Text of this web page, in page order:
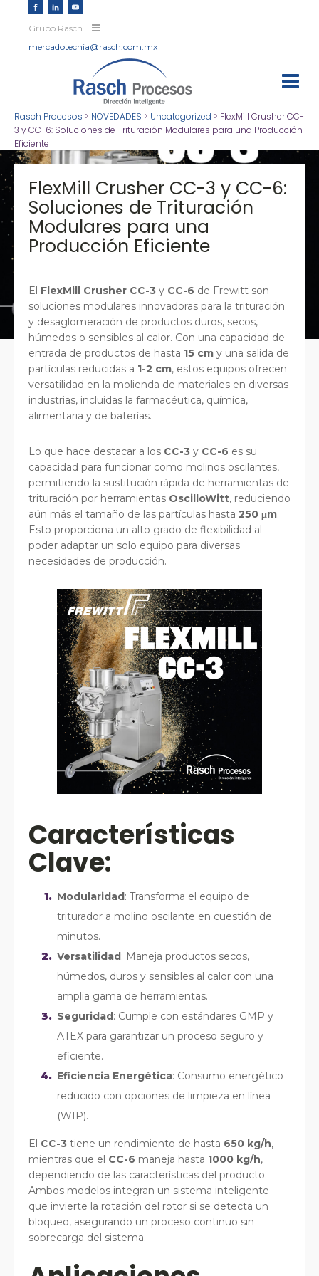
Grupo Rasch
mercadotecnia@rasch.com.mx
Rasch Procesos > NOVEDADES > Uncategorized > FlexMill Crusher CC-
3 y CC-6: Soluciones de Trituración Modulares para una Producción
Eficiente
FlexMill Crusher CC-3 y CC-6:
Soluciones de Trituración
Modulares para una
Producción Eficiente
El FlexMill Crusher CC-3 y CC-6 de Frewitt son
soluciones modulares innovadoras para la trituración
y desaglomeración de productos duros, secos,
húmedos o sensibles al calor. Con una capacidad de
entrada de productos de hasta 15 cm y una salida de
partículas reducidas a 1-2 cm, estos equipos ofrecen
versatilidad en la molienda de materiales en diversas
industrias, incluidas la farmacéutica, química,
alimentaria y de baterías.
Lo que hace destacar a los CC-3 y CC-6 es su
capacidad para funcionar como molinos oscilantes,
permitiendo la sustitución rápida de herramientas de
trituración por herramientas OscilloWitt, reduciendo
aún más el tamaño de las partículas hasta 250 μm.
Esto proporciona un alto grado de flexibilidad al
poder adaptar un solo equipo para diversas
necesidades de producción.
Características
Clave:
Modularidad: Transforma el equipo de
triturador a molino oscilante en cuestión de
minutos.
Versatilidad: Maneja productos secos,
húmedos, duros y sensibles al calor con una
amplia gama de herramientas.
Seguridad: Cumple con estándares GMP y
ATEX para garantizar un proceso seguro y
eficiente.
Eficiencia Energética: Consumo energético
reducido con opciones de limpieza en línea
(WIP).
El CC-3 tiene un rendimiento de hasta 650 kg/h,
mientras que el CC-6 maneja hasta 1000 kg/h,
dependiendo de las características del producto.
Ambos modelos integran un sistema inteligente
que invierte la rotación del rotor si se detecta un
bloqueo, asegurando un proceso continuo sin
sobrecarga del sistema.